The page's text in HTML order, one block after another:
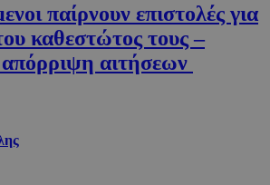
παίρνουν επιστολές για
καθεστώτος τους –
απόρριψη αιτήσεων